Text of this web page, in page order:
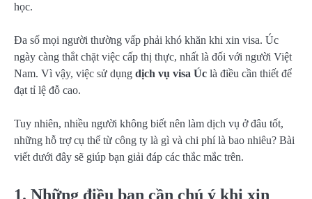
học.
Đa số mọi người thường vấp phải khó khăn khi xin visa. Úc
ngày càng thắt chặt việc cấp thị thực, nhất là đối với người Việt
Nam. Vì vậy, việc sử dụng dịch vụ visa Úc là điều cần thiết để
đạt tỉ lệ đỗ cao.
Tuy nhiên, nhiều người không biết nên làm dịch vụ ở đâu tốt,
những hỗ trợ cụ thể từ công ty là gì và chi phí là bao nhiêu? Bài
viết dưới đây sẽ giúp bạn giải đáp các thắc mắc trên.
1. Những điều bạn cần chú ý khi xin